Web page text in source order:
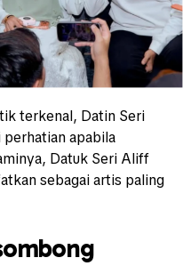
terkenal, Datin Seri
perhatian apabila
Datuk Seri Aliff
sebagai artis paling